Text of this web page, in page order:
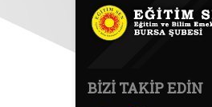
BIZI TAKIP EDIN